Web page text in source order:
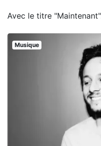
Avec le titre
Musique